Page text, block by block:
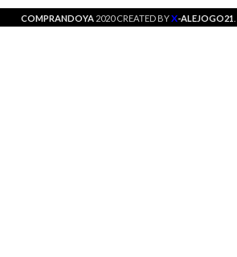
COMPRANDOYA 2020 CREATED BYX-ALEJOGO21